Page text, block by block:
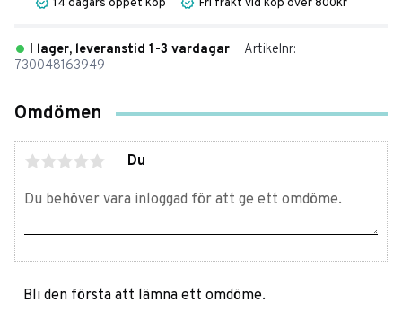
I lager, leveranstid 1-3 vardagar
Artikelnr
730048163949
Omdömen
Du
Bli den första att lämna ett omdöme.